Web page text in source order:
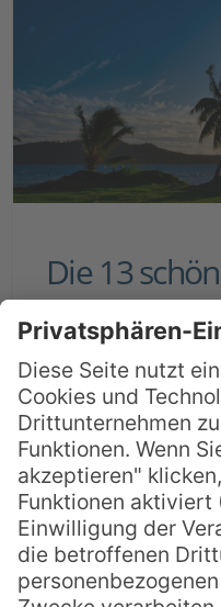
Die 13
Inseln
Die Südsee hat
Postkartenidylle
angesagt wie nie
denn nirgendwo
man eine solche
Inseln. Vom
Abenteuer bis hin
mit Spa und